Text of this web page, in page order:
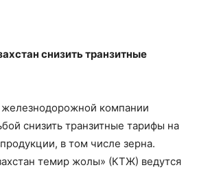
снизить транзитные
компании
снизить транзитные тарифы на
в том числе зерна.
темир жолы» (КТЖ) ведутся